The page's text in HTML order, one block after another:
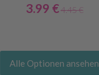
3.99 € 4.45 €
Alle Optionen ansehen